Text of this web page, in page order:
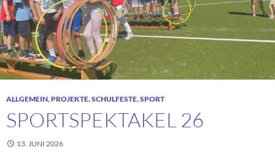
ALLGEMEIN,PROJEKTE,SCHULFESTE,SPORT
SPORTSPEKTAKEL 26
13. JUNI 2026